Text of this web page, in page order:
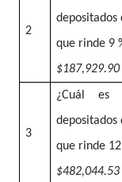
2
depositados
que rinde 9
$187,929.90
3
¿Cuál es
depositados
que rinde
$482,044.53